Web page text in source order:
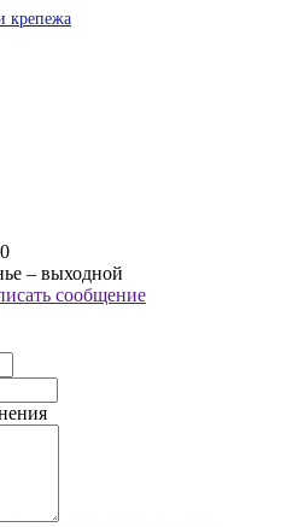
крепежа
– выходной
сообщение